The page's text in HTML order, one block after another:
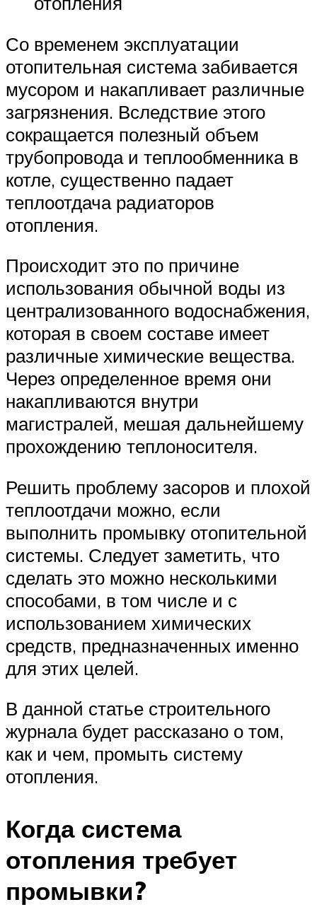
Со временем эксплуатации
отопительная система забивается
мусором и накапливает различные
загрязнения. Вследствие этого
сокращается полезный объем
трубопровода и теплообменника в
котле, существенно падает
теплоотдача радиаторов
отопления.
Происходит это по причине
использования обычной воды из
централизованного водоснабжения,
которая в своем составе имеет
различные химические вещества.
Через определенное время они
накапливаются внутри
магистралей, мешая дальнейшему
прохождению теплоносителя.
Решить проблему засоров и плохой
теплоотдачи можно, если
выполнить промывку отопительной
системы. Следует заметить, что
сделать это можно несколькими
способами, в том числе и с
использованием химических
средств, предназначенных именно
для этих целей.
В данной статье строительного
журнала будет рассказано о том,
как и чем, промыть систему
отопления.
Когда система
отопления требует
промывки?